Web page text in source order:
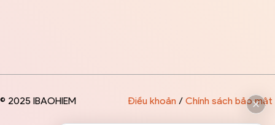
© 2025 IBAOHIEM Điều khoản/ Chính sách bảo mật